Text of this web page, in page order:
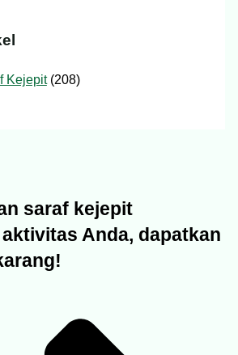
Kejepit(208)
saraf kejepit
Anda, dapatkan